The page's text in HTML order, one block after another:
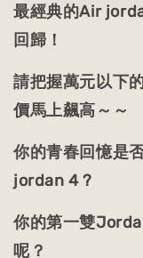
最經典的Air
回歸！
請把握萬元以下
價馬上飆高～～
你的青春回憶是
jordan 4 ?
你的第一雙
呢？